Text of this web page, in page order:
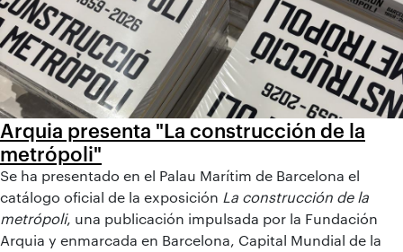
Arquia presenta "La construcción de la
metrópoli"
Se ha presentado en el Palau Marítim de Barcelona el
catálogo oficial de la exposición La construcción de la
metrópoli, una publicación impulsada por la Fundación
Arquia y enmarcada en Barcelona, Capital Mundial de la